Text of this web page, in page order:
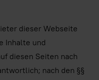
dieser Webseite
Inhalte und
diesen Seiten nach
nach den §§